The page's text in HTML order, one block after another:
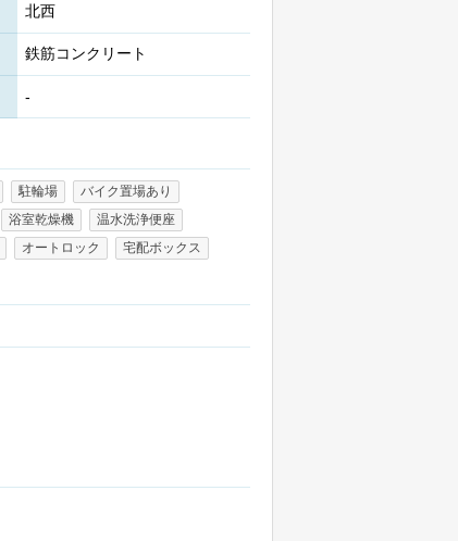
北西
鉄筋コンクリート
-
駐輪場
バイク置場あり
浴室乾燥機
温水洗浄便座
オートロック
宅配ボックス